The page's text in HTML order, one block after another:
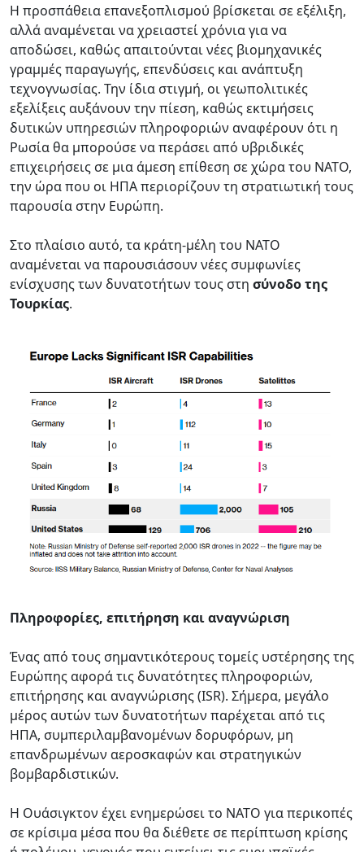
Η προσπάθεια επανεξοπλισμού βρίσκεται σε εξέλιξη,
αλλά αναμένεται να χρειαστεί χρόνια για να
αποδώσει, καθώς απαιτούνται νέες βιομηχανικές
γραμμές παραγωγής, επενδύσεις και ανάπτυξη
τεχνογνωσίας. Την ίδια στιγμή, οι γεωπολιτικές
εξελίξεις αυξάνουν την πίεση, καθώς εκτιμήσεις
δυτικών υπηρεσιών πληροφοριών αναφέρουν ότι η
Ρωσία θα μπορούσε να περάσει από υβριδικές
επιχειρήσεις σε μια άμεση επίθεση σε χώρα του ΝΑΤΟ,
την ώρα που οι ΗΠΑ περιορίζουν τη στρατιωτική τους
παρουσία στην Ευρώπη.
Στο πλαίσιο αυτό, τα κράτη-μέλη του ΝΑΤΟ
αναμένεται να παρουσιάσουν νέες συμφωνίες
ενίσχυσης των δυνατοτήτων τους στη σύνοδο της
Τουρκίας.
Πληροφορίες, επιτήρηση και αναγνώριση
Ένας από τους σημαντικότερους τομείς υστέρησης της
Ευρώπης αφορά τις δυνατότητες πληροφοριών,
επιτήρησης και αναγνώρισης (ISR). Σήμερα, μεγάλο
μέρος αυτών των δυνατοτήτων παρέχεται από τις
ΗΠΑ, συμπεριλαμβανομένων δορυφόρων, μη
επανδρωμένων αεροσκαφών και στρατηγικών
βομβαρδιστικών.
Η Ουάσιγκτον έχει ενημερώσει το ΝΑΤΟ για περικοπές
σε κρίσιμα μέσα που θα διέθετε σε περίπτωση κρίσης